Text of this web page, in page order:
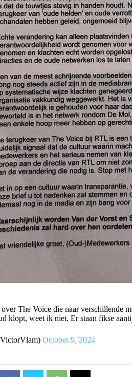
The Voice die naar verschillende
klopt, weet ik niet. Er staan fikse
October 9, 2024